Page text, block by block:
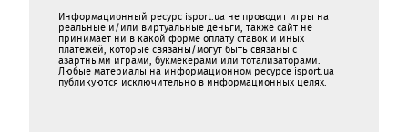
Информационный ресурс isport.ua не проводит игры на
реальные и/или виртуальные деньги, также сайт не
принимает ни в какой форме oплaту ставок и иных
платежей, которые связаны/могут быть связаны c
азартными игрaми, букмекерами или тотализаторами.
Любые материалы на информационном ресурсе isport.ua
публикуютcя исключительно в информационных целях.